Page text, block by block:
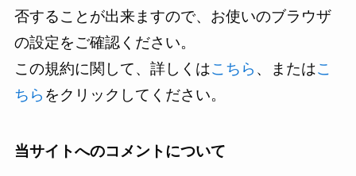
否することが出来ますので、お使いのブラウザ
の設定をご確認ください。
この規約に関して、詳しくはこちら 、またはこ
ちら をクリックしてください。
当サイトへのコメントについて